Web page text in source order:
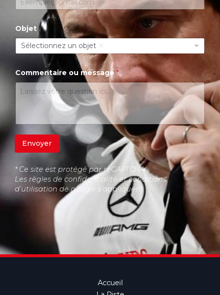
Objet
Sélectionnez un objet
Commentaire ou message *
Envoyer
* Ce site est protégé par reCAPTCHA
Les règles de confidentialité et conditions
d’utilisation de google s’appliquent
Accueil